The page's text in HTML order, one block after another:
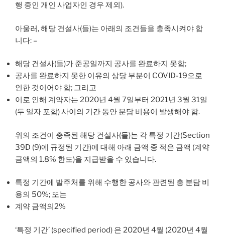
행 중인 개인 사업자인 경우 제외).
아울러, 해당 건설사(들)는 아래의 조건들을 충족시켜야 합
니다: –
해당 건설사(들)가 준공일까지 공사를 완료하지 못함;
공사를 완료하지 못한 이유의 상당 부분이 COVID-19으로
인한 것이어야 함; 그리고
이로 인해 계약자는 2020년 4월 7일부터 2021년 3월 31일
(두 일자 포함) 사이의 기간 동안 분담 비용이 발생해야 함.
위의 조건이 충족된 해당 건설사(들)는 각 특정 기간(Section
39D (9)에 규정된 기간)에 대해 아래 금액 중 적은 금액 (계약
금액의 1.8% 한도)을 지급받을 수 있습니다.
특정 기간에 발주처를 위해 수행한 공사와 관련된 총 분담 비
용의 50%; 또는
계약 금액의2%
‘특정 기간’ (specified period) 은 2020년 4월 (2020년 4월